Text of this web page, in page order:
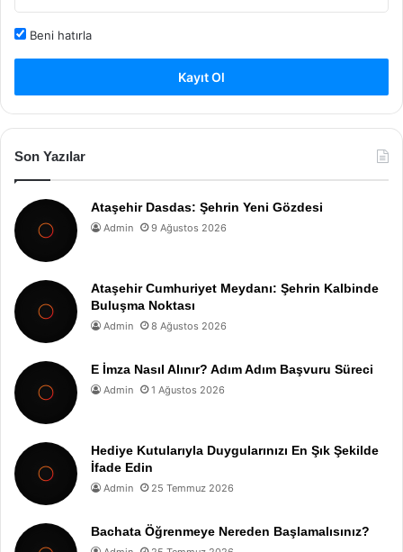
Beni hatırla
Kayıt Ol
Son Yazılar
Ataşehir Dasdas: Şehrin Yeni Gözdesi
Admin 9 Ağustos 2026
Ataşehir Cumhuriyet Meydanı: Şehrin Kalbinde
Buluşma Noktası
Admin 8 Ağustos 2026
E İmza Nasıl Alınır? Adım Adım Başvuru Süreci
Admin 1 Ağustos 2026
Hediye Kutularıyla Duygularınızı En Şık Şekilde
İfade Edin
Admin 25 Temmuz 2026
Bachata Öğrenmeye Nereden Başlamalısınız?